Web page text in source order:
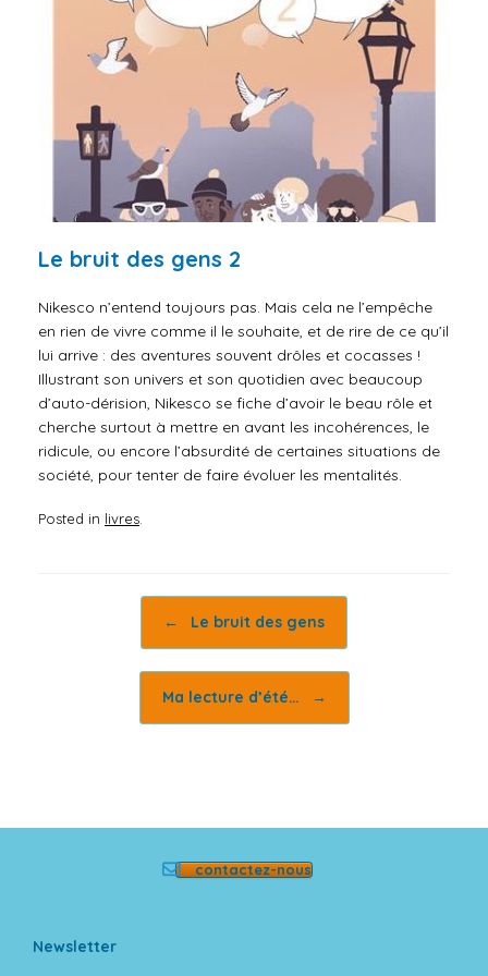
Le bruit des gens 2
Nikesco n’entend toujours pas. Mais cela ne l’empêche
en rien de vivre comme il le souhaite, et de rire de ce qu’il
lui arrive : des aventures souvent drôles et cocasses !
Illustrant son univers et son quotidien avec beaucoup
d’auto-dérision, Nikesco se fiche d’avoir le beau rôle et
cherche surtout à mettre en avant les incohérences, le
ridicule, ou encore l’absurdité de certaines situations de
société, pour tenter de faire évoluer les mentalités.
Posted in livres
← Le bruit des gens
Ma lecture d’été… →
contactez-nous
Newsletter